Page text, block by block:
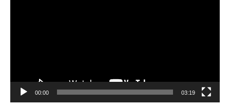
00:00 03:19